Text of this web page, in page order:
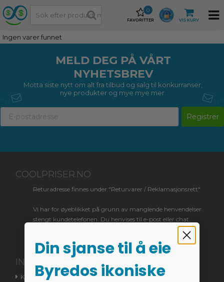
FAVORITTER
0
VIS KURV
Ingen varer funnet
MELD DEG PÅ VÅRT
NYHETSBREV
Motta siste nytt om alt fra tilbud og salg til konkurranser,
nye produkter og mye mye mer.
Registrer
COOLPRISER.NO
Returadresse finnes under "Returvarer / Reklamasjonsrett"
Vi har for øyeblikket på grunn av manglende henvendelser
stengt kundetelefonen. Du henvises til e-post eller chat.
INFORMASJON
Kjøpsvilkår
Din sjanse til å eie
Byredos ikoniske